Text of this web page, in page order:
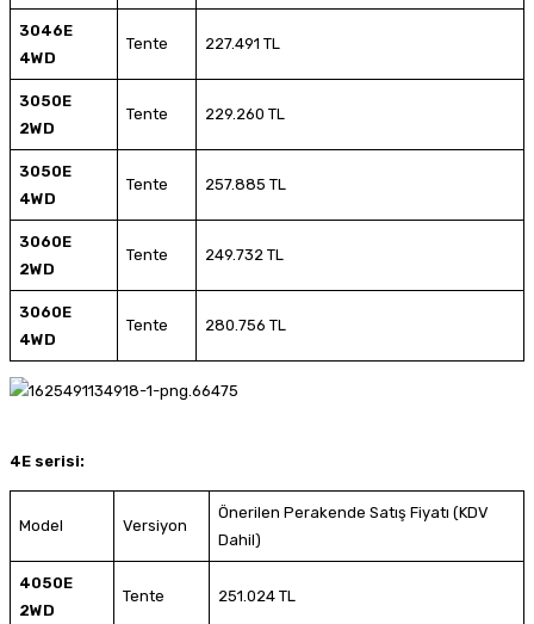
3046E
4WD
Tente 227.491 TL
3050E
2WD
Tente 229.260 TL
3050E
4WD
Tente 257.885 TL
3060E
2WD
Tente 249.732 TL
3060E
4WD
Tente 280.756 TL
4E serisi:
Model Versiyon
Önerilen Perakende Satış Fiyatı (KDV
Dahil)
4050E
2WD
Tente 251.024 TL